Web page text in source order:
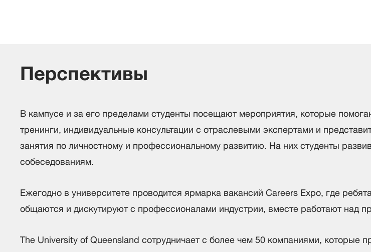
Перспективы
В кампусе и за его пределами студенты посещают мероприятия, которые
тренинги, индивидуальные консультации с отраслевыми экспертами и
занятия по личностному и профессиональному развитию. На них студенты
собеседованиям.
Ежегодно в университете проводится ярмарка вакансий Careers Expo, где
общаются и дискутируют с профессионалами индустрии, вместе работают над
The University of Queensland сотрудничает с более чем 50 компаниями,